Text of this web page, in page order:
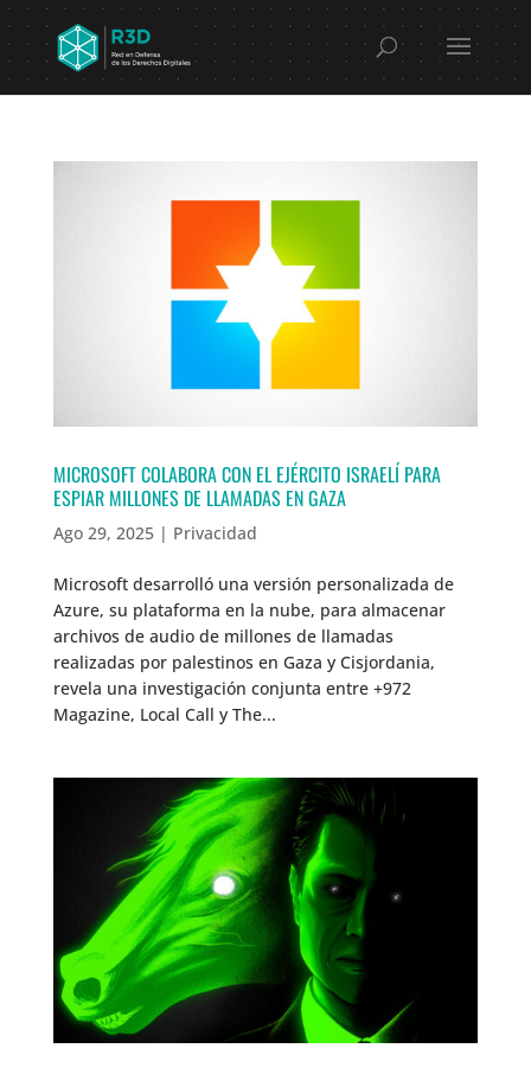
MICROSOFT COLABORA CON EL EJÉRCITO ISRAELÍ PARA
ESPIAR MILLONES DE LLAMADAS EN GAZA
Ago 29, 2025| Privacidad
Microsoft desarrolló una versión personalizada de
Azure, su plataforma en la nube, para almacenar
archivos de audio de millones de llamadas
realizadas por palestinos en Gaza y Cisjordania,
revela una investigación conjunta entre +972
Magazine, Local Call y The...